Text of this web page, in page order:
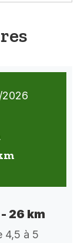
2026
26 km
4,5 à 5